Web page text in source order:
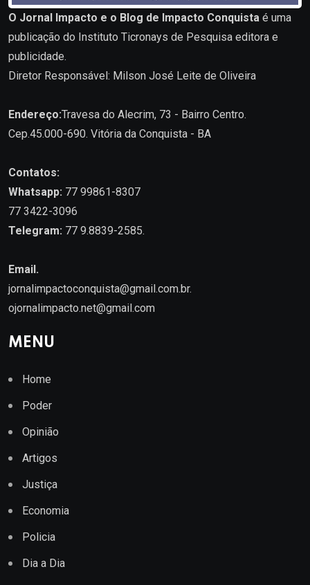
O Jornal Impacto e o Blog de Impacto Conquista é uma
publicação do Instituto Ticronays de Pesquisa editora e
publicidade.
Diretor Responsável: Milson José Leite de Oliveira
Endereço:Travesa do Alecrim, 73 - Bairro Centro.
Cep.45.000-690. Vitória da Conquista - BA
Contatos:
Whatsapp: 77 99861-8307
77 3422-3096
Telegram: 77 9.8839-2585.
Email.
jornalimpactoconquista@gmail.com.br.
ojornalimpacto.net@gmail.com
MENU
Home
Poder
Opinião
Artigos
Justiça
Economia
Policia
Dia a Dia